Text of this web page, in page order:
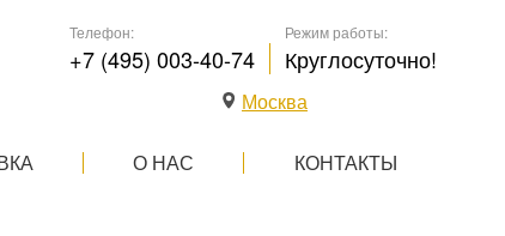
Телефон:
+7 (495) 003-40-74
Режим работы:
Круглосуточно!
Москва
О НАС КОНТАКТЫ